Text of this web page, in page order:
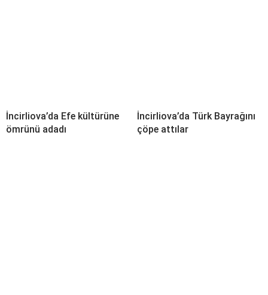
İncirliova’da Efe kültürüne
ömrünü adadı
İncirliova’da Türk Bayrağını
çöpe attılar